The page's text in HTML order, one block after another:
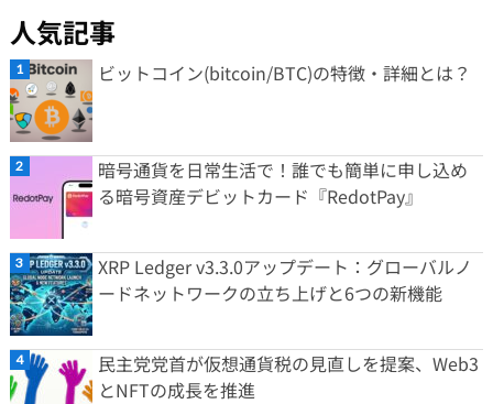
人気記事
ビットコイン(bitcoin/BTC)の特徴・詳細とは？
暗号通貨を日常生活で！誰でも簡単に申し込め
る暗号資産デビットカード『RedotPay』
XRP Ledger v3.3.0アップデート：グローバルノ
ードネットワークの立ち上げと6つの新機能
民主党党首が仮想通貨税の見直しを提案、Web3
とNFTの成長を推進